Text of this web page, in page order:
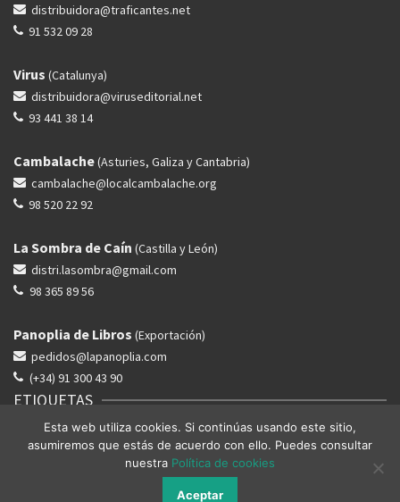
distribuidora@traficantes.net
91 532 09 28
Virus (Catalunya)
distribuidora@viruseditorial.net
93 441 38 14
Cambalache(Asturies, Galiza y Cantabria)
cambalache@localcambalache.org
98 520 22 92
La Sombra de Caín (Castilla y León)
distri.lasombra@gmail.com
98 365 89 56
Panoplia de Libros (Exportación)
pedidos@lapanoplia.com
(+34) 91 300 43 90
ETIQUETAS
ACTUALIDAD HISTORIA LUCHAS PENSAMIENTO
PERIFERIAS
Esta web utiliza cookies. Si continúas usando este sitio,
asumiremos que estás de acuerdo con ello. Puedes consultar
nuestra Política de cookies
Aceptar